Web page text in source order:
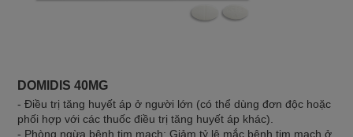
DOMIDIS 40MG
- Điều trị tăng huyết áp ở người lớn (có thể dùng đơn độc hoặc
phối hợp với các thuốc điều trị tăng huyết áp khác).
- Phòng ngừa bệnh tim mạch: Giảm tỷ lệ mắc bệnh tim mạch ở